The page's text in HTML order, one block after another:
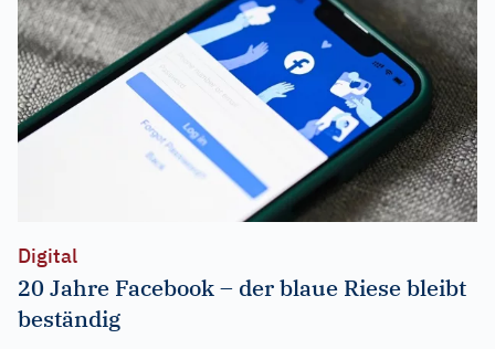
Digital
20 Jahre Facebook – der blaue Riese bleibt
beständig